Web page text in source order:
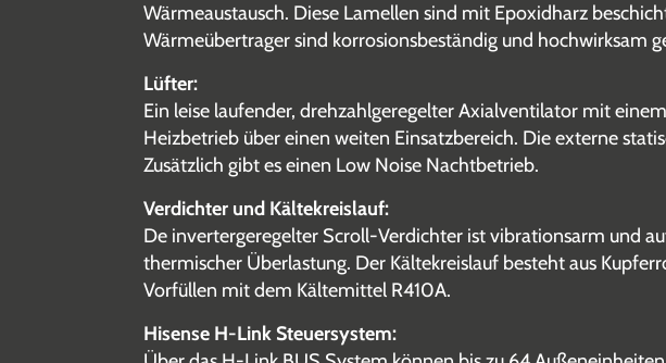
Wärmeaustausch. Diese Lamellen sind mit Epoxidharz
Wärmeübertrager sind korrosionsbeständig und hochwirksam
Lüfter:
Ein leise laufender, drehzahlgeregelter Axialventilator mit
Heizbetrieb über einen weiten Einsatzbereich. Die externe
Zusätzlich gibt es einen Low Noise Nachtbetrieb.
Verdichter und Kältekreislauf:
De invertergeregelter Scroll-Verdichter ist vibrationsarm und
thermischer Überlastung. Der Kältekreislauf besteht aus
Vorfüllen mit dem Kältemittel R410A.
Hisense H-Link Steuersystem: